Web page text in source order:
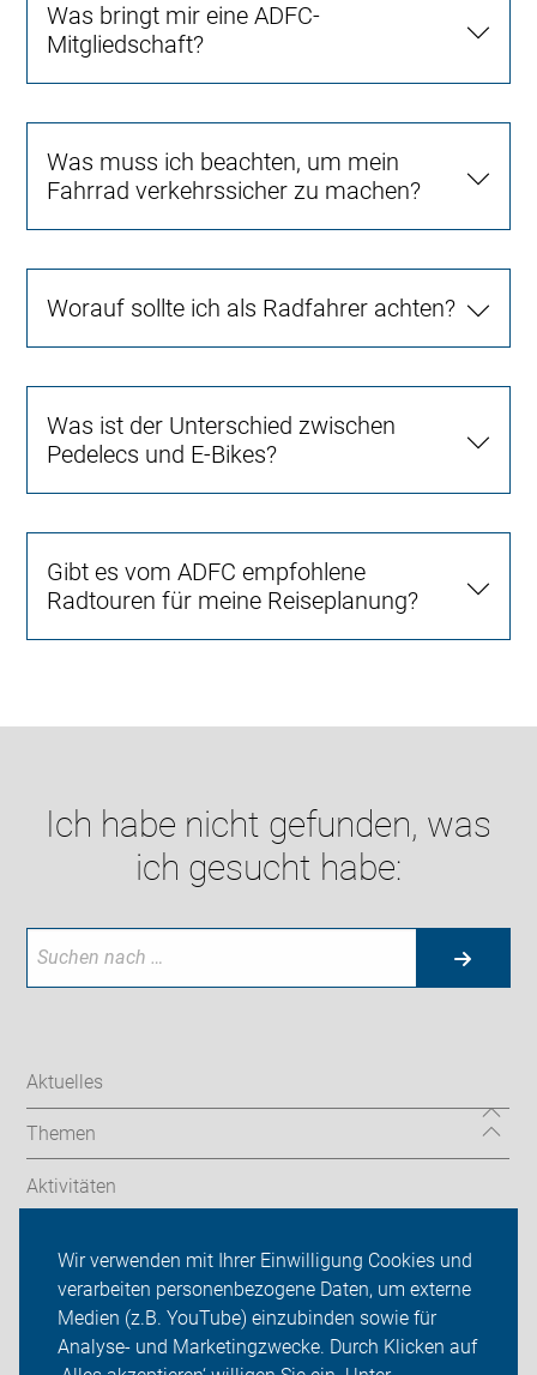
Wir verwenden mit Ihrer Einwilligung Cookies und
verarbeiten personenbezogene Daten, um externe
Medien (z.B. YouTube) einzubinden sowie für
Analyse- und Marketingzwecke. Durch Klicken auf
Was bringt mir eine ADFC-
Mitgliedschaft?
Was muss ich beachten, um mein
Fahrrad verkehrssicher zu machen?
Worauf sollte ich als Radfahrer achten?
Was ist der Unterschied zwischen
Pedelecs und E-Bikes?
Gibt es vom ADFC empfohlene
Radtouren für meine Reiseplanung?
Ich habe nicht gefunden, was
ich gesucht habe:
Aktuelles
Themen
Aktivitäten
ADFC Göppingen
Sei dabei